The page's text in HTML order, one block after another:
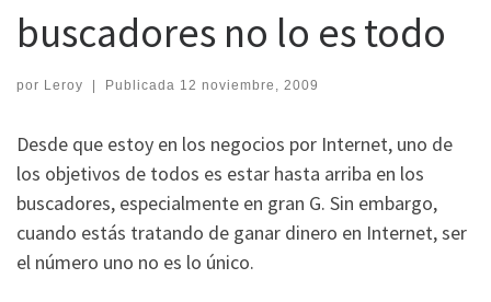
buscadores no lo es todo
por Leroy | Publicada 12 noviembre, 2009
Desde que estoy en los negocios por Internet, uno de
los objetivos de todos es estar hasta arriba en los
buscadores, especialmente en gran G. Sin embargo,
cuando estás tratando de ganar dinero en Internet, ser
el número uno no es lo único.